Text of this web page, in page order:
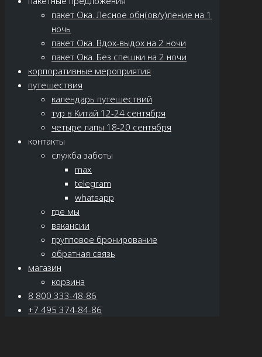
пакет Ока. Лесное обн(ов/у)ление на 1
ночь
пакет Ока. Вдох-выдох на 2 ночи
пакет Ока. Без спешки на 2 ночи
корпоративные мероприятия
путешествия
календарь путешествий
тур в Китай 12-24 сентября
четыре лапы 18-20 сентября
контакты
служба заботы
max
telegram
whatsapp
где мы
вакансии
групповое бронирование
обратная связь
магазин
корзина
8 800 333-48-86
+7 495 374-84-86